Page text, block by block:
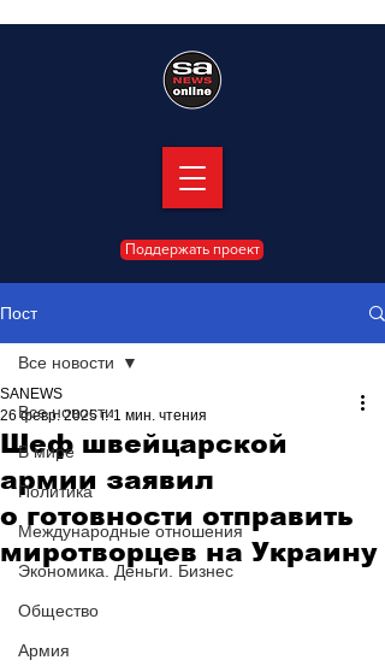
Поддержать проект
Пост
Все новости
В мире
Политика
Международные отношения
Экономика. Деньги. Бизнес
Общество
Армия
Все новости
Шеф швейцарской
армии заявил
о готовности отправить
миротворцев на Украину
SANEWS
26 февр. 2025 г. 1 мин. чтения